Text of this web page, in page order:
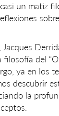
un matiz
del
ya en los
descubrir
la